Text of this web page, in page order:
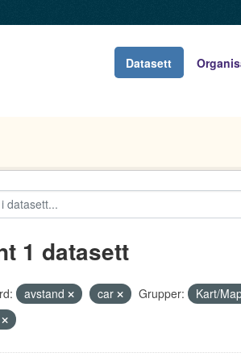
Datasett
1 datasett
avstand car Grupper: Kart/